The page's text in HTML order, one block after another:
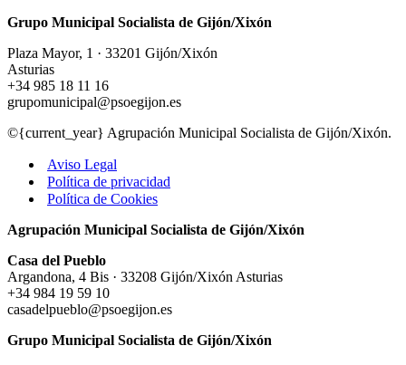
Grupo Municipal Socialista de Gijón/Xixón
Plaza Mayor, 1 · 33201 Gijón/Xixón
Asturias
+34 985 18 11 16
grupomunicipal@psoegijon.es
©{current_year} Agrupación Municipal Socialista de Gijón/Xixón.
Aviso Legal
Política de privacidad
Política de Cookies
Agrupación Municipal Socialista de Gijón/Xixón
Casa del Pueblo
Argandona, 4 Bis · 33208 Gijón/Xixón Asturias
+34 984 19 59 10
casadelpueblo@psoegijon.es
Grupo Municipal Socialista de Gijón/Xixón